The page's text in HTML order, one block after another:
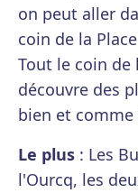
on peut aller
coin de la
Tout le coin de
découvre des
bien et comme
Le plus : Les
l'Ourcq, les